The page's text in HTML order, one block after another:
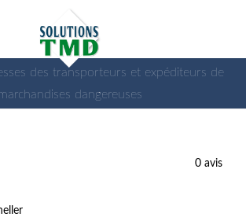
des transporteurs et expéditeurs de
dangereuses
0 avis